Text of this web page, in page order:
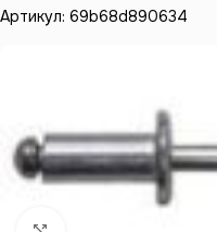
Артикул: 69b68d890634